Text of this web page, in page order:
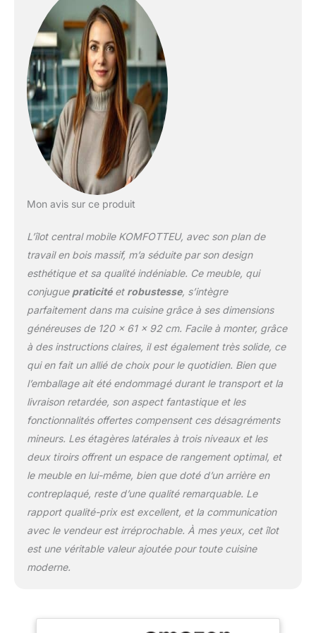
une utilisation flexible de
l'espace de préparation.
ESPACE DE
RANGEMENT SPACIEUX
POUR RANGEMENT : En
plus du plan de travail
spacieux, cette desserte
de cuisine offre des
tiroirs pratiques, des
étagères latérales et une
armoire à deux portes
claire. ÉTAGÈRE
RÉGALABLE POUR UN
RANGEMENT FLEXIBLE :
L'armoire et les étagères
latérales sont équipées
d'étagères réglables à 3
niveaux pour accueillir
des objets de différentes
tailles. Les étagères
peuvent être ajustées ou
retirées selon vos
besoins. UTILISATIONS
POLYVALENTES : Cet îlot
seulement un ajout
fonctionnel à la cuisine,
mais peut également être
utilisé comme table à
pliable en bois d'hévéa
offre un espace
polyvalent pour la
Mon avis sur ce produit
L’îlot central mobile KOMFOTTEU, avec son plan de
travail en bois massif, m’a séduite par son design
esthétique et sa qualité indéniable. Ce meuble, qui
conjugue praticitéet robustesse, s’intègre
parfaitement dans ma cuisine grâce à ses dimensions
généreuses de 120 x 61 x 92 cm. Facile à monter, grâce
à des instructions claires, il est également très solide, ce
qui en fait un allié de choix pour le quotidien. Bien que
l’emballage ait été endommagé durant le transport et la
livraison retardée, son aspect fantastique et les
fonctionnalités offertes compensent ces désagréments
mineurs. Les étagères latérales à trois niveaux et les
deux tiroirs offrent un espace de rangement optimal, et
le meuble en lui-même, bien que doté d’un arrière en
contreplaqué, reste d’une qualité remarquable. Le
rapport qualité-prix est excellent, et la communication
avec le vendeur est irréprochable. À mes yeux, cet îlot
est une véritable valeur ajoutée pour toute cuisine
moderne.